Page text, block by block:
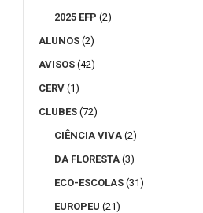
2025 EFP (2)
ALUNOS (2)
AVISOS (42)
CERV (1)
CLUBES (72)
CIÊNCIA VIVA (2)
DA FLORESTA (3)
ECO-ESCOLAS (31)
EUROPEU (21)